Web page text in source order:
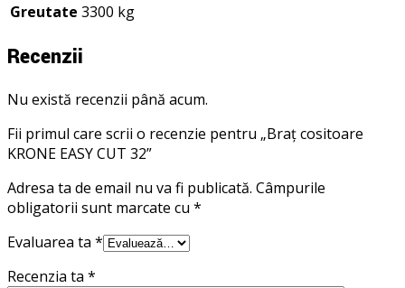
Greutate 3300 kg
Recenzii
Nu există recenzii până acum.
Fii primul care scrii o recenzie pentru „Braț cositoare
KRONE EASY CUT 32”
Adresa ta de email nu va fi publicată. Câmpurile
obligatorii sunt marcate cu *
Evaluarea ta *
Recenzia ta *